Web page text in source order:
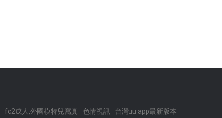
fc2成人,外國模特兒寫真 色情視訊 台灣uu app最新版本